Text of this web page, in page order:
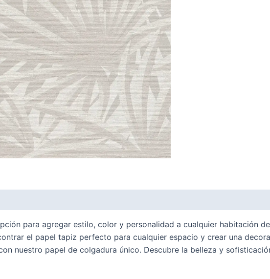
para agregar estilo, color y personalidad a cualquier habitación
el papel tapiz perfecto para cualquier espacio y crear una
nuestro papel de colgadura único. Descubre la belleza y